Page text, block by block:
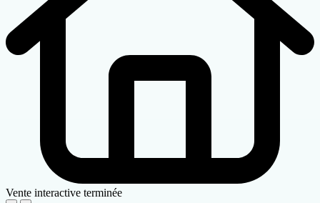
Vente interactive terminée